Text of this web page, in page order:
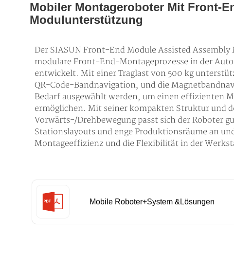
Mobiler Montageroboter Mit Front-
Modulunterstützung
Der SIASUN Front-End Module Assisted
modulare Front-End-Montageprozesse in der
entwickelt. Mit einer Traglast von 500 kg
QR-Code-Bandnavigation, und die
Bedarf ausgewählt werden, um einen effizienten
ermöglichen. Mit seiner kompakten Struktur und
Vorwärts-/Drehbewegung passt sich der Roboter
Stationslayouts und enge Produktionsräume an
Montageeffizienz und die Flexibilität in der
Mobile Roboter+System &Lösungen